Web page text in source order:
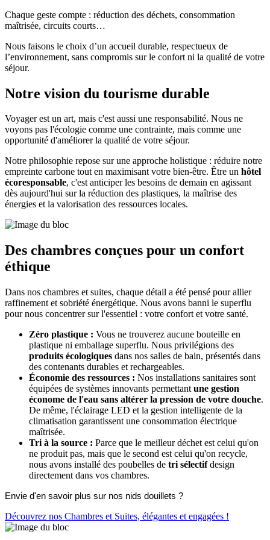
Chaque geste compte : réduction des déchets, consommation
maîtrisée, circuits courts…
Nous faisons le choix d’un accueil durable, respectueux de
l’environnement, sans compromis sur le confort ni la qualité de votre
séjour.
Notre vision du tourisme durable
Voyager est un art, mais c'est aussi une responsabilité. Nous ne
voyons pas l'écologie comme une contrainte, mais comme une
opportunité d'améliorer la qualité de votre séjour.
Notre philosophie repose sur une approche holistique : réduire notre
empreinte carbone tout en maximisant votre bien-être. Être un hôtel
écoresponsable, c'est anticiper les besoins de demain en agissant
dès aujourd'hui sur la réduction des plastiques, la maîtrise des
énergies et la valorisation des ressources locales.
Des chambres conçues pour un confort
éthique
Dans nos chambres et suites, chaque détail a été pensé pour allier
raffinement et sobriété énergétique. Nous avons banni le superflu
pour nous concentrer sur l'essentiel : votre confort et votre santé.
Zéro plastique : Vous ne trouverez aucune bouteille en
plastique ni emballage superflu. Nous privilégions des
produits écologiques dans nos salles de bain, présentés dans
des contenants durables et rechargeables.
Économie des ressources : Nos installations sanitaires sont
équipées de systèmes innovants permettant une gestion
économe de l'eau sans altérer la pression de votre douche.
De même, l'éclairage LED et la gestion intelligente de la
climatisation garantissent une consommation électrique
maîtrisée.
Tri à la source : Parce que le meilleur déchet est celui qu'on
ne produit pas, mais que le second est celui qu'on recycle,
nous avons installé des poubelles de tri sélectifdesign
directement dans vos chambres.
Envie d'en savoir plus sur nos nids douillets ?
Découvrez nos Chambres et Suites, élégantes et engagées !